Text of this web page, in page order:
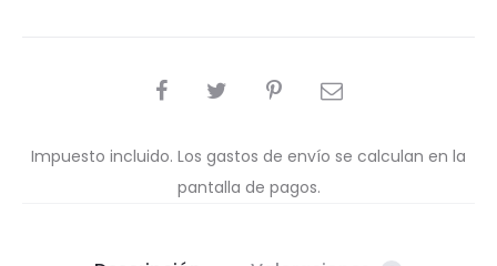
COMPARTIR
Impuesto incluido. Los gastos de envío se calculan en la
pantalla de pagos.